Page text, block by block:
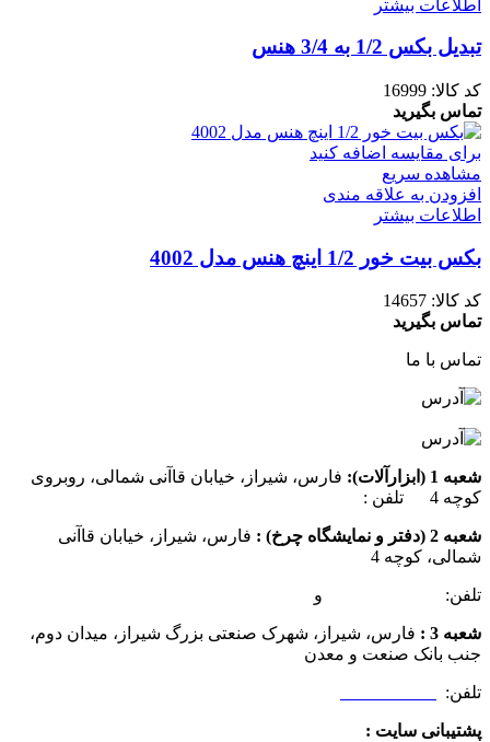
اطلاعات بیشتر
تبدیل بکس 1/2 به 3/4 هنس
کد کالا: 16999
تماس بگیرید
برای مقایسه اضافه کنید
مشاهده سریع
افزودن به علاقه مندی
اطلاعات بیشتر
بکس بیت خور 1/2 اینچ هنس مدل 4002
کد کالا: 14657
تماس بگیرید
تماس با ما
شعبه 1 (ابزارآلات):
فارس، شیراز، خیابان قاآنی شمالی، روبروی
کوچه 4 تلفن :
شعبه 2 (دفتر و نمایشگاه چرخ) :
فارس، شیراز، خیابان قاآنی
شمالی، کوچه 4
تلفن: و
شعبه 3 :
فارس، شیراز، شهرک صنعتی بزرگ شیراز، میدان دوم،
جنب بانک صنعت و معدن
تلفن:
پشتیبانی سایت :